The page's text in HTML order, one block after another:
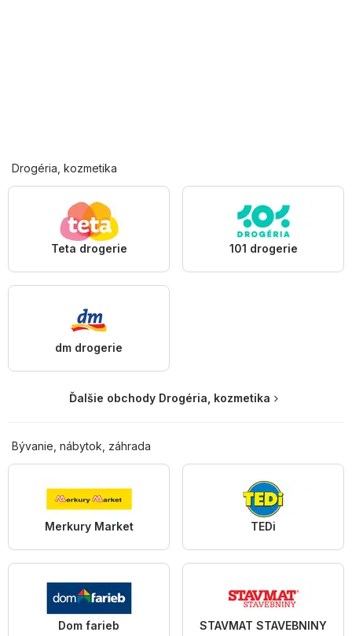
Drogéria, kozmetika
Teta drogerie 101 drogerie
dm drogerie
Ďalšie obchody Drogéria, kozmetika
Bývanie, nábytok, záhrada
Merkury Market TEDi
Dom farieb STAVMAT STAVEBNINY